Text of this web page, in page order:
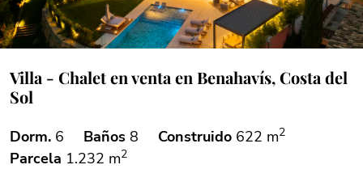
Villa - Chalet en venta en Benahavís, Costa del
Sol
Dorm. 6 Baños 8 Construido 622 m2
Parcela 1.232 m2